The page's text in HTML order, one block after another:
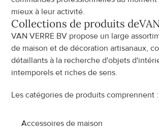
mieux à leur activité.
Collections de produits de
VAN VERRE BV propose un large
de maison et de décoration artisanaux,
détaillants à la recherche d'objets
intemporels et riches de sens.
Les catégories de produits comprennent :
Accessoires de maison